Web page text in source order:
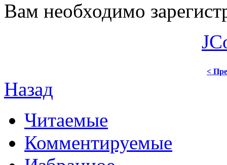
Вам необходимо
<
Назад
Читаемые
Комментируемые